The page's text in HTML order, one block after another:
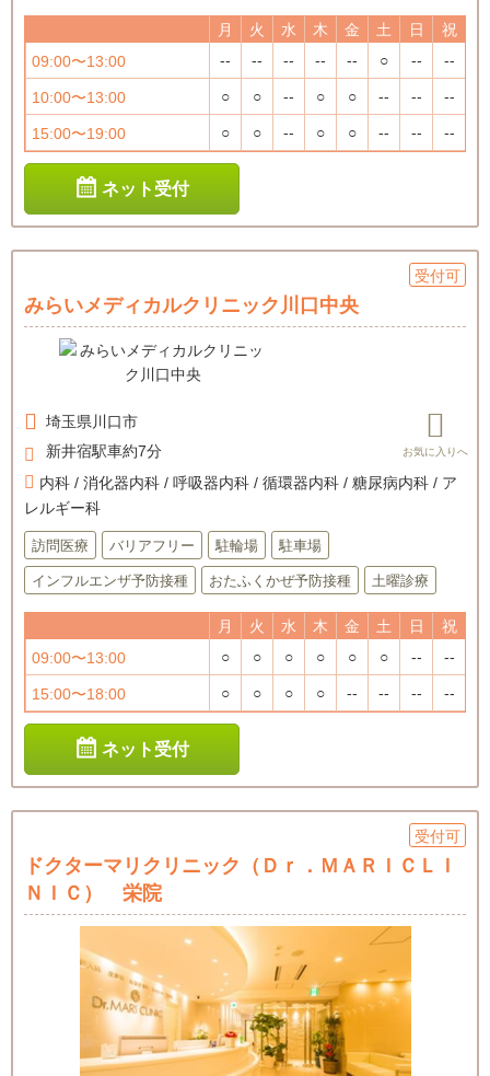
月 火 水 木 金 土 日
祝
09:00〜13:00
-- -- -- -- -- ○ -- --
10:00〜13:00 ○ ○ -- ○ ○ -- -- --
15:00〜19:00 ○ ○ -- ○ ○ -- -- --
ネット受付
受付可
みらいメディカルクリニック川口中央
埼玉県 川口市
新井宿駅車約7分
内科 / 消化器内科 / 呼吸器内科 / 循環器内科 / 糖尿病内科 / ア
レルギー科
訪問医療 バリアフリー 駐輪場 駐車場
インフルエンザ予防接種 おたふくかぜ予防接種 土曜診療
月 火 水 木 金 土 日
祝
09:00〜13:00
○ ○ ○ ○ ○ ○ -- --
15:00〜18:00 ○ ○ ○ ○ -- -- -- --
ネット受付
受付可
ドクターマリクリニック（Ｄｒ．ＭＡＲＩＣＬＩ
ＮＩＣ） 栄院